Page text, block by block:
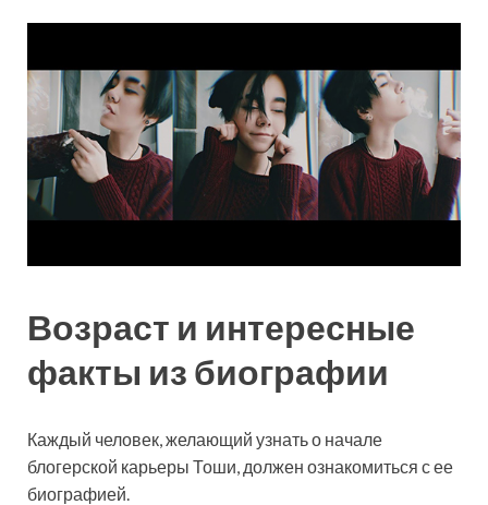
Возраст и интересные
факты из биографии
Каждый человек, желающий узнать о начале
блогерской карьеры Тоши, должен ознакомиться с ее
биографией.